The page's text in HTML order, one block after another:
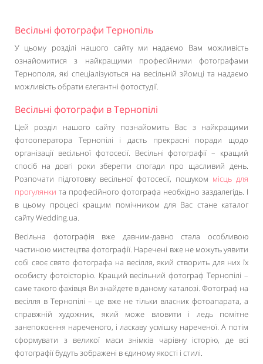
Весільні фотографи Тернопіль
У цьому розділі нашого сайту ми надаємо Вам можливість
ознайомитися з найкращими професійними фотографами
Тернополя, які спеціалізуються на весільній зйомці та надаємо
можливість обрати єлегантні фотостудії.
Весільні фотографи в Тернопілі
Цей розділ нашого сайту познайомить Вас з найкращими
фотооператора Тернопілі і дасть прекрасні поради щодо
організації весільної фотосесії. Весільні фотографії – кращий
спосіб на довгі роки зберегти спогади про щасливий день.
Розпочати підготовку весільної фотосесії, пошуком місць для
прогулянки та професійного фотографа необхідно заздалегідь. І
в цьому процесі кращим помічником для Вас стане каталог
сайту Wedding.ua.
Весільна фотографія вже давним-давно стала особливою
частиною мистецтва фотографії. Наречені вже не можуть уявити
собі своє свято фотографа на весілля, який створить для них їх
особисту фотоісторію. Кращий весільний фотограф Тернопілі –
саме такого фахівця Ви знайдете в даному каталозі. Фотограф на
весілля в Тернопілі – це вже не тільки власник фотоапарата, а
справжній художник, який може вловити і ледь помітне
занепокоєння нареченого, і ласкаву усмішку нареченої. А потім
сформувати з великої маси знімків чарівну історію, де всі
фотографії будуть зображені в єдиному якості і стилі.